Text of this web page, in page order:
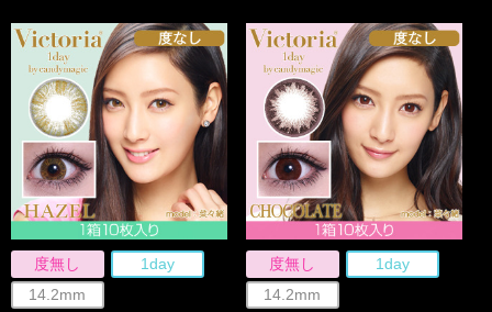
度無し
1day
14.2mm
度無し
1day
14.2mm